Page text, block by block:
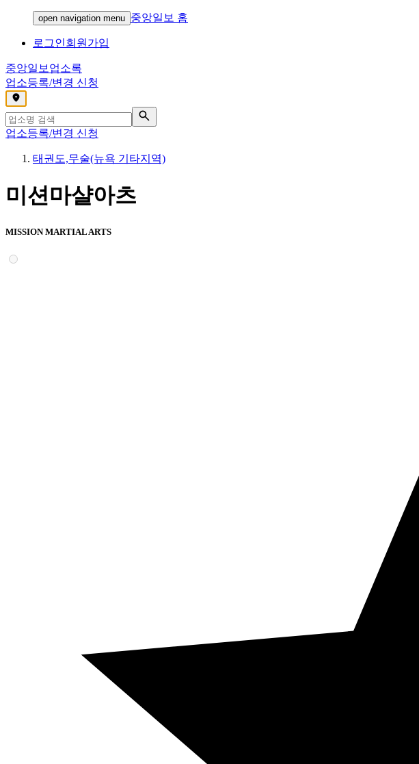
open navigation menu 중앙일보 홈
로그인회원가입
중앙일보 업소록
업소등록/변경 신청
,
업소등록/변경 신청
태권도,무술(뉴욕 기타지역)
미션마샬아츠
MISSION MARTIAL ARTS